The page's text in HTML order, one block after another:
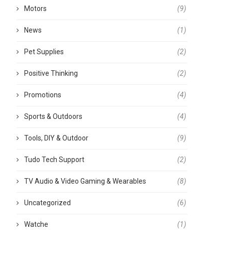
Motors (9)
News (1)
Pet Supplies (2)
Positive Thinking (2)
Promotions (4)
Sports & Outdoors (4)
Tools, DIY & Outdoor (9)
Tudo Tech Support (2)
TV Audio & Video Gaming & Wearables (8)
Uncategorized (6)
Watche (1)